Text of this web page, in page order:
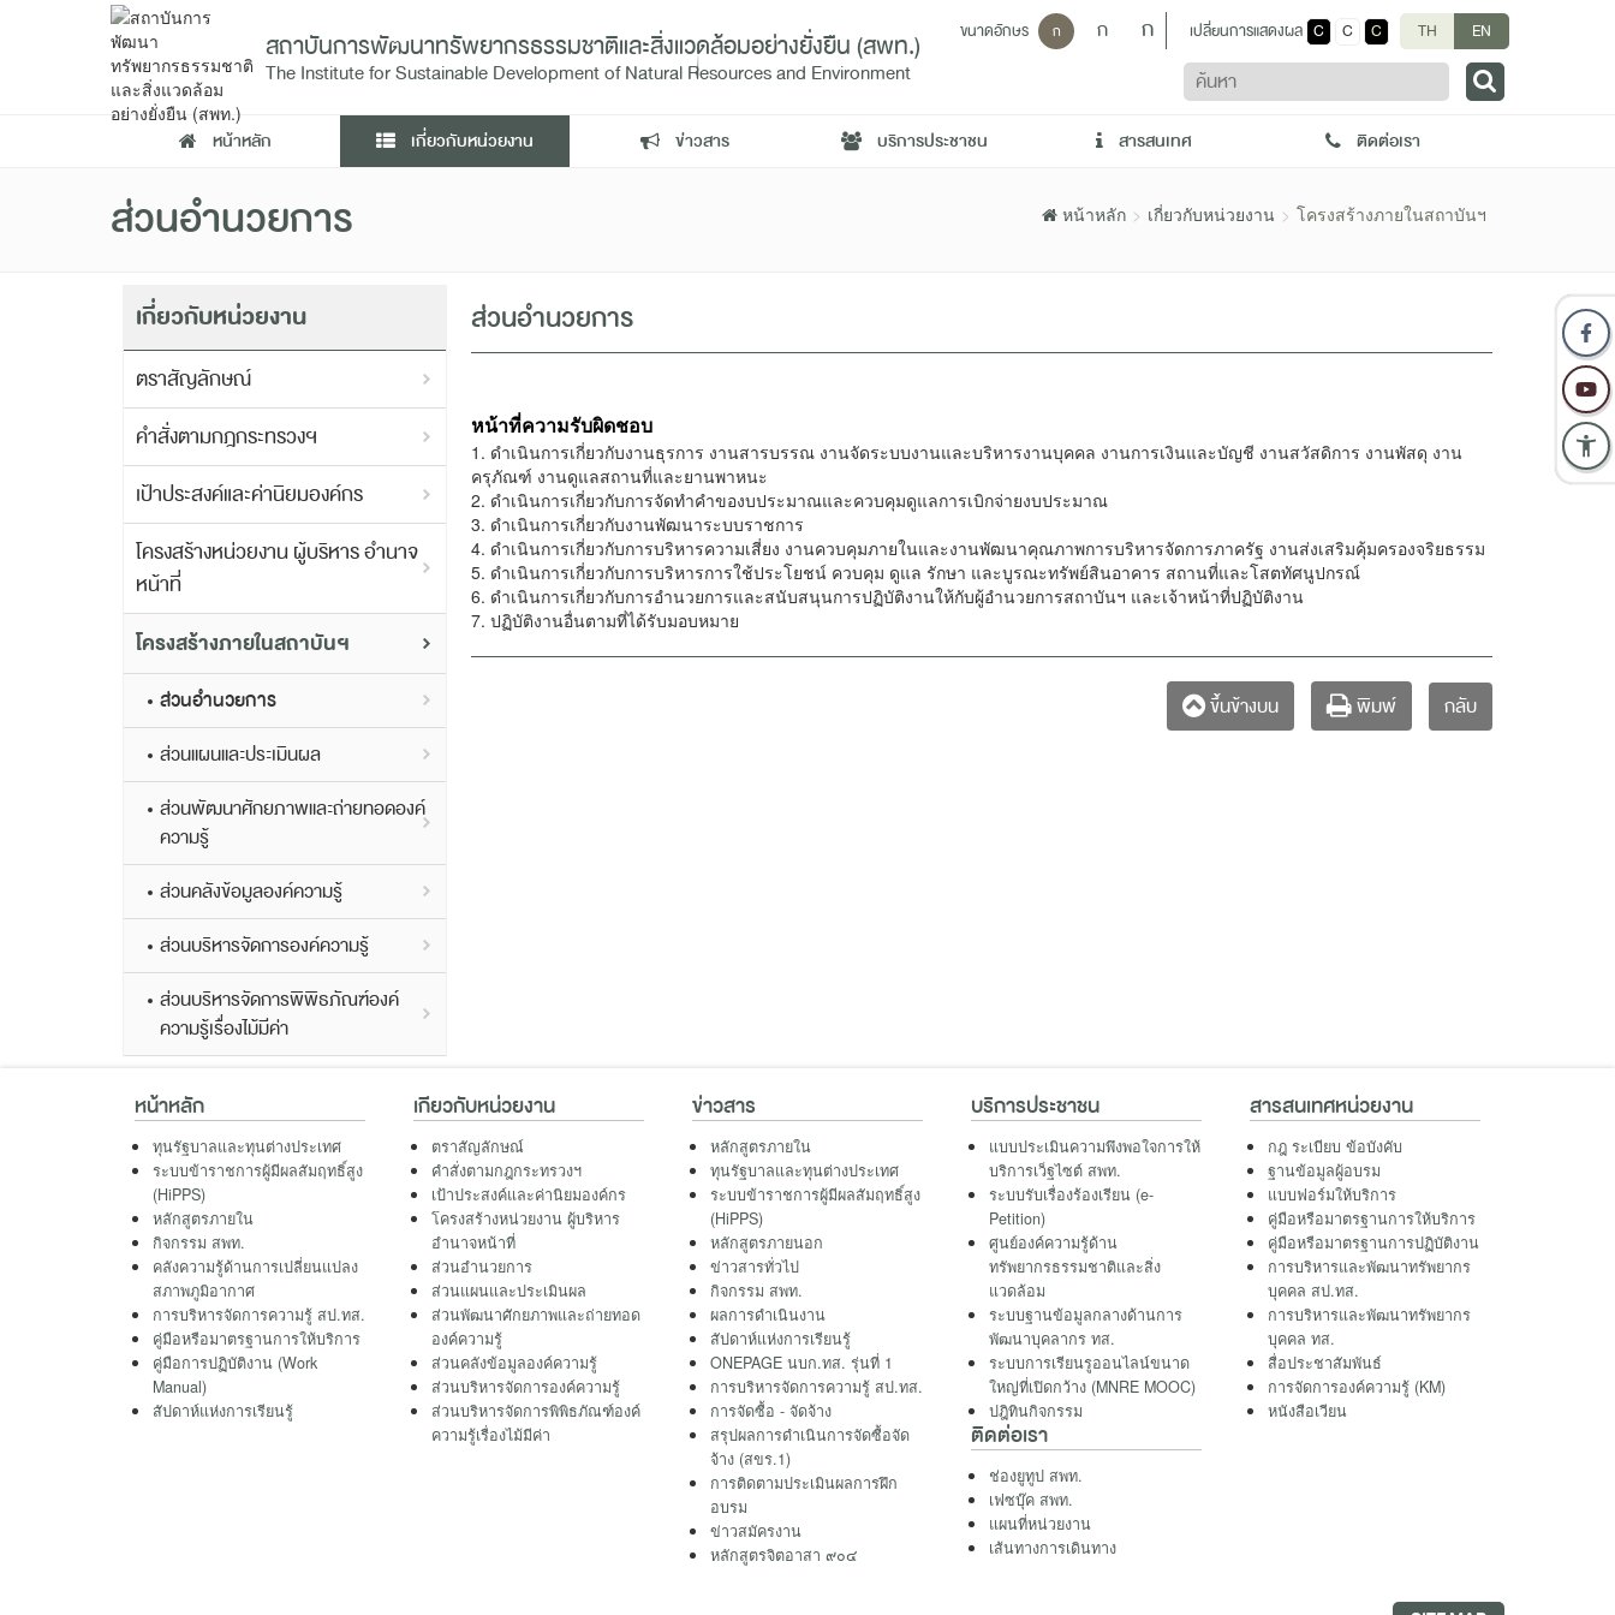
สถาบันการพัฒนาทรัพยากรธรรมชาติและสิ่งแวดล้อมอย่างยั่งยืน (สพท.)
The Institute for Sustainable Development of Natural Resources and Environment
ขนาดอักษร ก ก ก เปลี่ยนการแสดงผล C C C TH EN
ค้นหา
หน้าหลัก เกี่ยวกับหน่วยงาน ข่าวสาร บริการประชาชน สารสนเทศ ติดต่อเรา
ส่วนอำนวยการ หน้าหลัก เกี่ยวกับหน่วยงาน โครงสร้างภายในสถาบันฯ
เกี่ยวกับหน่วยงาน
ตราสัญลักษณ์
คำสั่งตามกฎกระทรวงฯ
เป้าประสงค์และค่านิยมองค์กร
โครงสร้างหน่วยงาน ผู้บริหาร อำนาจ
หน้าที่
โครงสร้างภายในสถาบันฯ
ส่วนอำนวยการ
ส่วนแผนและประเมินผล
ส่วนพัฒนาศักยภาพและถ่ายทอดองค์
ความรู้
ส่วนคลังข้อมูลองค์ความรู้
ส่วนบริหารจัดการองค์ความรู้
ส่วนบริหารจัดการพิพิธภัณฑ์องค์
ความรู้เรื่องไม้มีค่า
ส่วนอำนวยการ
หน้าที่ความรับผิดชอบ
1. ดำเนินการเกี่ยวกับงานธุรการ งานสารบรรณ งานจัดระบบงานและบริหารงานบุคคล งานการเงินและบัญชี งานสวัสดิการ งานพัสดุ งาน
ครุภัณฑ์ งานดูแลสถานที่และยานพาหนะ
2. ดำเนินการเกี่ยวกับการจัดทำคำของบประมาณและควบคุมดูแลการเบิกจ่ายงบประมาณ
3. ดำเนินการเกี่ยวกับงานพัฒนาระบบราชการ
4. ดำเนินการเกี่ยวกับการบริหารความเสี่ยง งานควบคุมภายในและงานพัฒนาคุณภาพการบริหารจัดการภาครัฐ งานส่งเสริมคุ้มครองจริยธรรม
5. ดำเนินการเกี่ยวกับการบริหารการใช้ประโยชน์ ควบคุม ดูแล รักษา และบูรณะทรัพย์สินอาคาร สถานที่และโสตทัศนูปกรณ์
6. ดำเนินการเกี่ยวกับการอำนวยการและสนับสนุนการปฏิบัติงานให้กับผู้อำนวยการสถาบันฯ และเจ้าหน้าที่ปฏิบัติงาน
7. ปฏิบัติงานอื่นตามที่ได้รับมอบหมาย
ขึ้นข้างบน พิมพ์ กลับ
หน้าหลัก
ทุนรัฐบาลและทุนต่างประเทศ
ระบบข้าราชการผู้มีผลสัมฤทธิ์สูง
(HiPPS)
หลักสูตรภายใน
กิจกรรม สพท.
คลังความรู้ด้านการเปลี่ยนแปลง
สภาพภูมิอากาศ
การบริหารจัดการความรู้ สป.ทส.
คู่มือหรือมาตรฐานการให้บริการ
คู่มือการปฏิบัติงาน (Work
Manual)
สัปดาห์แห่งการเรียนรู้
เกียวกับหน่วยงาน
ตราสัญลักษณ์
คำสั่งตามกฎกระทรวงฯ
เป้าประสงค์และค่านิยมองค์กร
โครงสร้างหน่วยงาน ผู้บริหาร
อำนาจหน้าที่
ส่วนอำนวยการ
ส่วนแผนและประเมินผล
ส่วนพัฒนาศักยภาพและถ่ายทอด
องค์ความรู้
ส่วนคลังข้อมูลองค์ความรู้
ส่วนบริหารจัดการองค์ความรู้
ส่วนบริหารจัดการพิพิธภัณฑ์องค์
ความรู้เรื่องไม้มีค่า
ข่าวสาร
หลักสูตรภายใน
ทุนรัฐบาลและทุนต่างประเทศ
ระบบข้าราชการผู้มีผลสัมฤทธิ์สูง
(HiPPS)
หลักสูตรภายนอก
ข่าวสารทั่วไป
กิจกรรม สพท.
ผลการดำเนินงาน
สัปดาห์แห่งการเรียนรู้
ONEPAGE นบก.ทส. รุ่นที่ 1
การบริหารจัดการความรู้ สป.ทส.
การจัดซื้อ - จัดจ้าง
สรุปผลการดำเนินการจัดซื้อจัด
จ้าง (สขร.1)
การติดตามประเมินผลการฝึก
อบรม
ข่าวสมัครงาน
หลักสูตรจิตอาสา ๙๐๔
บริการประชาชน
แบบประเมินความพึงพอใจการให้
บริการเว็ฐไซต์ สพท.
ระบบรับเรื่องร้องเรียน (e-
Petition)
ศูนย์องค์ความรู้ด้าน
ทรัพยากรธรรมชาติและสิ่ง
แวดล้อม
ระบบฐานข้อมูลกลางด้านการ
พัฒนาบุคลากร ทส.
ระบบการเรียนรูออนไลน์ขนาด
ใหญ่ที่เปิดกว้าง (MNRE MOOC)
ปฎิทินกิจกรรม
สารสนเทศหน่วยงาน
กฎ ระเบียบ ข้อบังคับ
ฐานข้อมูลผู้อบรม
แบบฟอร์มให้บริการ
คู่มือหรือมาตรฐานการให้บริการ
คู่มือหรือมาตรฐานการปฏิบัติงาน
การบริหารและพัฒนาทรัพยากร
บุคคล สป.ทส.
การบริหารและพัฒนาทรัพยากร
บุคคล ทส.
สื่อประชาสัมพันธ์
การจัดการองค์ความรู้ (KM)
หนังสือเวียน
ติดต่อเรา
ช่องยูทูป สพท.
เฟซบุ๊ค สพท.
แผนที่หน่วยงาน
เส้นทางการเดินทาง